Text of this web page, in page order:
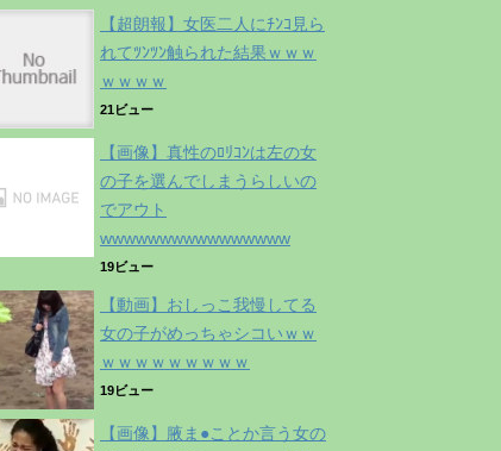
【超朗報】女医二人にﾁﾝｺ見ら
れてﾂﾝﾂﾝ触られた結果ｗｗｗ
ｗｗｗｗ
21ビュー
【画像】真性のﾛﾘｺﾝは左の女
の子を選んでしまうらしいの
でアウト
wwwwwwwwwwwwwwww
19ビュー
【動画】おしっこ我慢してる
女の子がめっちゃシコいｗｗ
ｗｗｗｗｗｗｗｗｗ
19ビュー
【画像】腋ま●ことか言う女の